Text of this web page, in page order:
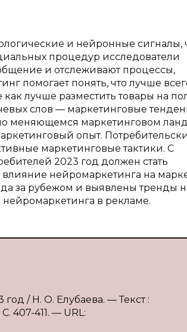
и нейронные сигналы,
процедур исследователи
и отслеживают процессы,
помогает понять, что лучше
лучше разместить товары на
слов — маркетинговые
меняющемся маркетинговом
опыт.
маркетинговые тактики. С
2023 год должен стать
нейромаркетинга на
за рубежом и выявлены тренды
в рекламе.
/ Н. О. Елубаева. — Текст :
407-411. — URL: